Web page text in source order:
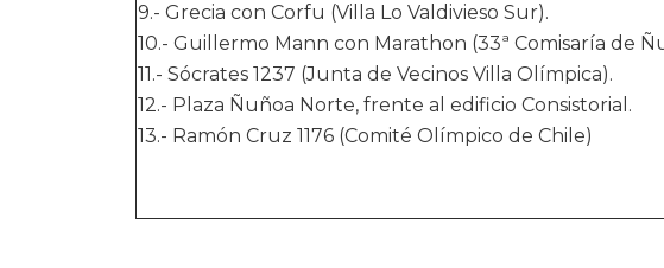
9.- Grecia con Corfu (Villa Lo Valdivieso Sur).
10.- Guillermo Mann con Marathon (33ª Comisaría de
11.- Sócrates 1237 (Junta de Vecinos Villa Olímpica).
12.- Plaza Ñuñoa Norte, frente al edificio Consistorial.
13.- Ramón Cruz 1176 (Comité Olímpico de Chile)